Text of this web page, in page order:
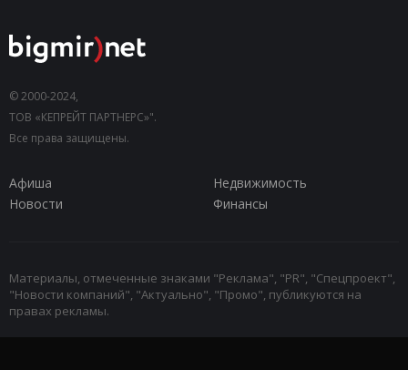
© 2000-2024,
ТОВ «КЕПРЕЙТ ПАРТНЕРС»".
Все права защищены.
Афиша
Недвижимость
Новости
Финансы
Материалы, отмеченные знаками "Реклама", "PR", "Спецпроект",
"Новости компаний", "Актуально", "Промо", публикуются на
правах рекламы.